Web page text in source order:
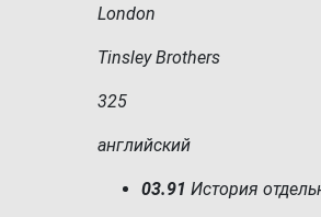
London
Tinsley Brothers
325
английский
03.91 История